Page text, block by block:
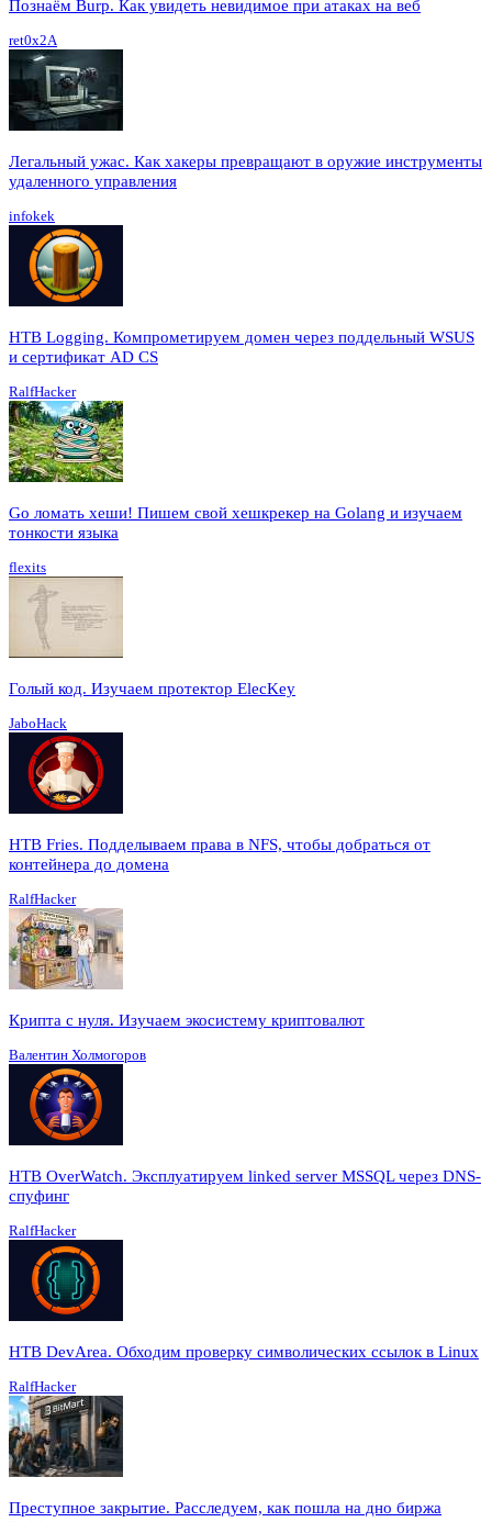
Познаём Burp. Как увидеть невидимое при атаках на веб
ret0x2A
Легальный ужас. Как хакеры превращают в оружие инструменты
удаленного управления
infokek
HTB Logging. Компрометируем домен через поддельный WSUS
и сертификат AD CS
RalfHacker
Go ломать хеши! Пишем свой хешкрекер на Golang и изучаем
тонкости языка
flexits
Голый код. Изучаем протектор ElecKey
JaboHack
HTB Fries. Подделываем права в NFS, чтобы добраться от
контейнера до домена
RalfHacker
Крипта с нуля. Изучаем экосистему криптовалют
Валентин Холмогоров
HTB OverWatch. Эксплуатируем linked server MSSQL через DNS-
спуфинг
RalfHacker
HTB DevArea. Обходим проверку символических ссылок в Linux
RalfHacker
Преступное закрытие. Расследуем, как пошла на дно биржа